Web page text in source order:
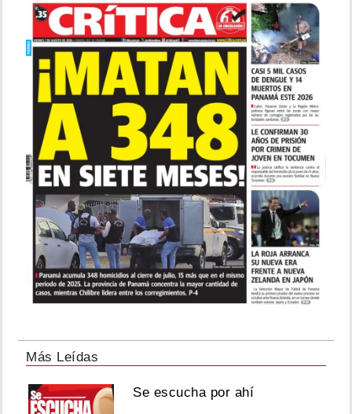
Más Leídas
Se escucha por ahí